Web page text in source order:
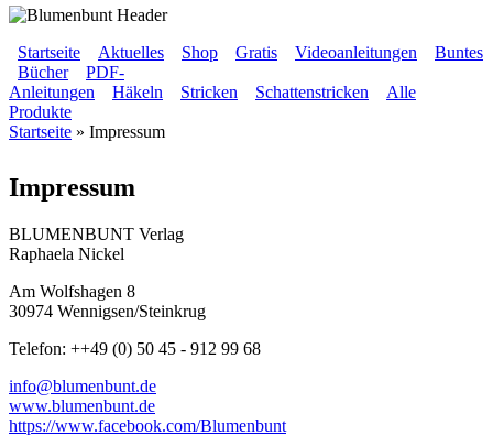
BLUMENBUNT VERLAG
Sekundärmenü
Startseite Aktuelles Shop Gratis Videoanleitungen Buntes
Hauptmenü
Bücher
PDF-
Anleitungen
Häkeln Stricken Schattenstricken
Alle
Produkte
Startseite » Impressum
Impressum
BLUMENBUNT Verlag
Raphaela Nickel
Am Wolfshagen 8
30974 Wennigsen/Steinkrug
Telefon: ++49 (0) 50 45 - 912 99 68
info@blumenbunt.de
www.blumenbunt.de
https://www.facebook.com/Blumenbunt